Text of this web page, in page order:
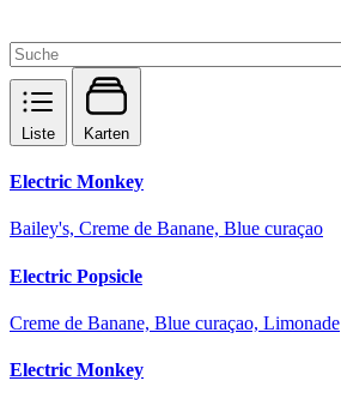
Liste Karten
Electric Monkey
Bailey's, Creme de Banane, Blue curaçao
Electric Popsicle
Creme de Banane, Blue curaçao, Limonade
Electric Monkey